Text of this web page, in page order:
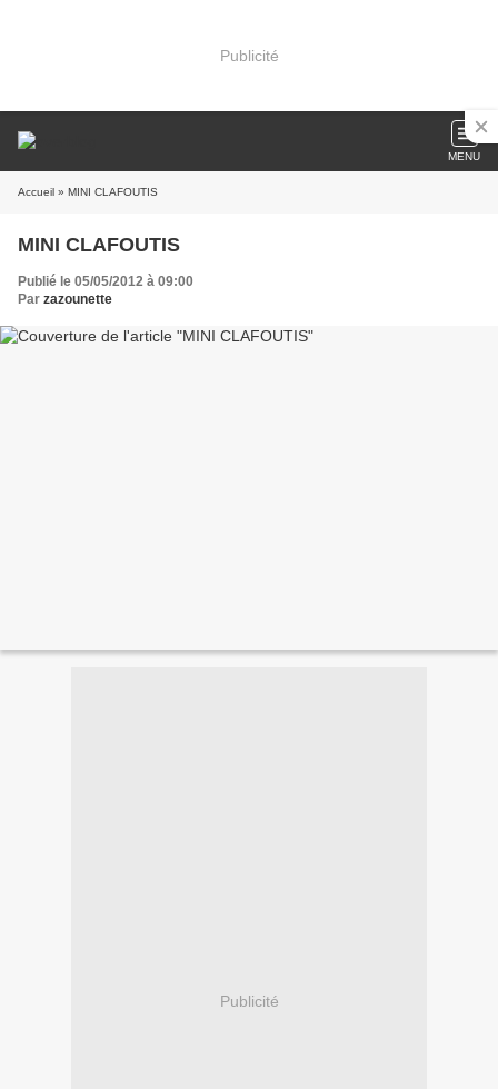
Publicité
MENU
Accueil » MINI CLAFOUTIS
MINI CLAFOUTIS
Publié le 05/05/2012 à 09:00
Par zazounette
Publicité